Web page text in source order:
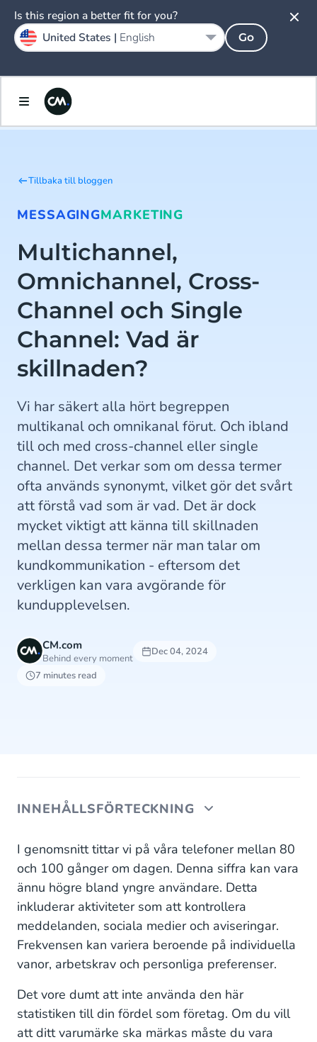
Tillbaka till bloggen
MESSAGINGMARKETING
Multichannel,
Omnichannel, Cross-
Channel och Single
Channel: Vad är
skillnaden?
Vi har säkert alla hört begreppen
multikanal och omnikanal förut. Och ibland
till och med cross-channel eller single
channel. Det verkar som om dessa termer
ofta används synonymt, vilket gör det svårt
att förstå vad som är vad. Det är dock
mycket viktigt att känna till skillnaden
mellan dessa termer när man talar om
kundkommunikation - eftersom det
verkligen kan vara avgörande för
kundupplevelsen.
CM.com
Behind every moment
Dec 04, 2024
7 minutes read
INNEHÅLLSFÖRTECKNING
Single Channel: Grundläggande kundinteraktion
Multichannel: Separata upplevelser via flera
kanaler
Cross-Channel: Produktfokuserat engagemang via
flera kanaler
Omnichannel: Enhetligt kundfokuserat
Vilken strategi är bäst för ditt företag?
I genomsnitt tittar vi på våra telefoner mellan 80
och 100 gånger om dagen. Denna siffra kan vara
ännu högre bland yngre användare. Detta
inkluderar aktiviteter som att kontrollera
meddelanden, sociala medier och aviseringar.
Frekvensen kan variera beroende på individuella
vanor, arbetskrav och personliga preferenser.
Det vore dumt att inte använda den här
statistiken till din fördel som företag. Om du vill
att ditt varumärke ska märkas måste du vara
Is this region a better fit for you?
United States | English Go